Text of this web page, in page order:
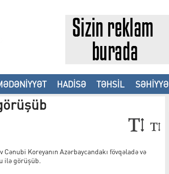
HADİSƏ TƏHSİL SƏHİYYƏ
Koreyanın Azərbaycandakı fövqəladə və
ilə görüşüb.